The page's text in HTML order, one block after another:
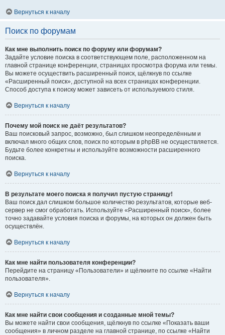
Вернуться к началу
Поиск по форумам
Как мне выполнить поиск по форуму или форумам?
Задайте условие поиска в соответствующем поле, расположенном на
главной странице конференции, страницах просмотра форума или темы.
Вы можете осуществить расширенный поиск, щёлкнув по ссылке
«Расширенный поиск», доступной на всех страницах конференции.
Способ доступа к поиску может зависеть от используемого стиля.
Вернуться к началу
Почему мой поиск не даёт результатов?
Ваш поисковый запрос, возможно, был слишком неопределённым и
включал много общих слов, поиск по которым в phpBB не осуществляется.
Будьте более конкретны и используйте возможности расширенного
поиска.
Вернуться к началу
В результате моего поиска я получил пустую страницу!
Ваш поиск дал слишком большое количество результатов, которые веб-
сервер не смог обработать. Используйте «Расширенный поиск», более
точно задавайте условия поиска и форумы, на которых он должен быть
осуществлён.
Вернуться к началу
Как мне найти пользователя конференции?
Перейдите на страницу «Пользователи» и щёлкните по ссылке «Найти
пользователя».
Вернуться к началу
Как мне найти свои сообщения и созданные мной темы?
Вы можете найти свои сообщения, щёлкнув по ссылке «Показать ваши
сообщения» в личном разделе на главной странице, по ссылке «Найти